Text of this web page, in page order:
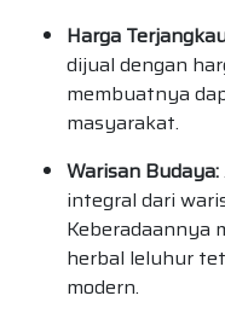
Harga
dijual dengan
membuatnya
masyarakat.
Warisan Budaya:
integral dari
Keberadaannya
herbal leluhur
modern.